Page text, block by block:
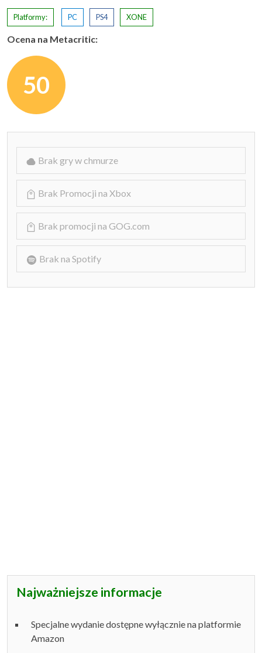
Platformy: PC PS4 XONE
Ocena na Metacritic:
50
Brak gry w chmurze
Brak Promocji na Xbox
Brak promocji na GOG.com
Brak na Spotify
Najważniejsze informacje
Specjalne wydanie dostępne wyłącznie na platformie
Amazon